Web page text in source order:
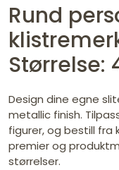
Rund
Størrelse:
Design dine egne
metallic finish.
figurer, og bestill fra
premier og
størrelser.